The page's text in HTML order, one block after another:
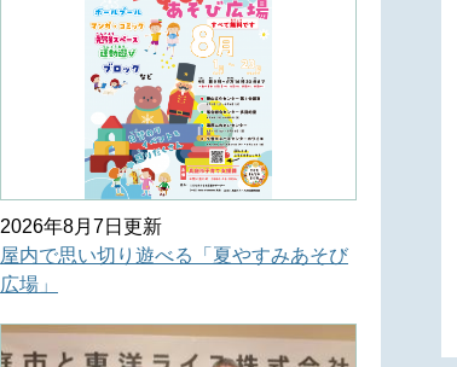
2026年8月7日更新
屋内で思い切り遊べる「夏やすみあそび
広場」